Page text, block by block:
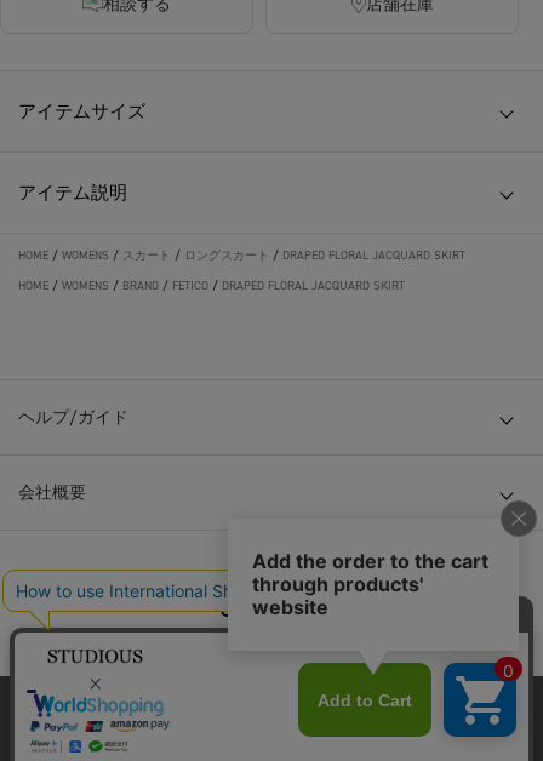
アイテムサイズ
アイテム説明
HOME / WOMENS / スカート / ロングスカート / DRAPED FLORAL JACQUARD SKIRT
HOME / WOMENS / BRAND / FETICO / DRAPED FLORAL JACQUARD SKIRT
ヘルプ/ガイド
会社概要
© TOKYO BASE CO., LTD
当サイトはクッキー(cookie)を使用します。クッキーはサイト内
の一部の機能および、サイトの使用状況の分析からマーケティ